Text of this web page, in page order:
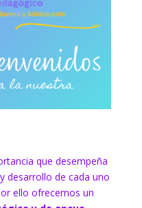
que desempeña
desarrollo de cada uno
ello ofrecemos un